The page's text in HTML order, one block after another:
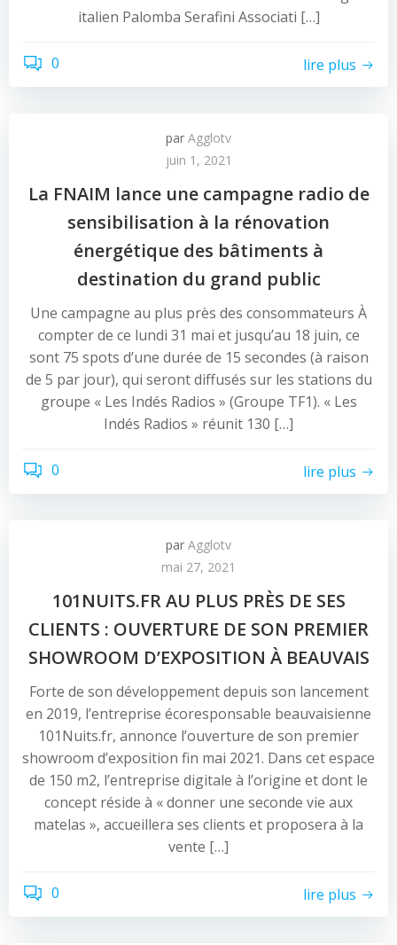
italien Palomba Serafini Associati […]
0 lire plus
par Agglotv
juin 1, 2021
La FNAIM lance une campagne radio de
sensibilisation à la rénovation
énergétique des bâtiments à
destination du grand public
Une campagne au plus près des consommateurs À
compter de ce lundi 31 mai et jusqu’au 18 juin, ce
sont 75 spots d’une durée de 15 secondes (à raison
de 5 par jour), qui seront diffusés sur les stations du
groupe « Les Indés Radios » (Groupe TF1). « Les
Indés Radios » réunit 130 […]
0 lire plus
par Agglotv
mai 27, 2021
101NUITS.FR AU PLUS PRÈS DE SES
CLIENTS : OUVERTURE DE SON PREMIER
SHOWROOM D’EXPOSITION À BEAUVAIS
Forte de son développement depuis son lancement
en 2019, l’entreprise écoresponsable beauvaisienne
101Nuits.fr, annonce l’ouverture de son premier
showroom d’exposition fin mai 2021. Dans cet espace
de 150 m2, l’entreprise digitale à l’origine et dont le
concept réside à « donner une seconde vie aux
matelas », accueillera ses clients et proposera à la
vente […]
0 lire plus